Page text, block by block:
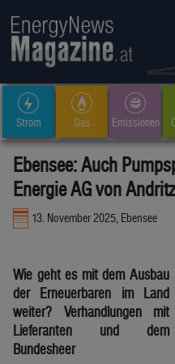
Strom Gas Emissionen
Ebensee: Auch
Energie AG von Andritz
13. November 2025, Ebensee
Wie geht es mit dem Ausbau
der Erneuerbaren im Land
weiter? Verhandlungen mit
Lieferanten und dem
Bundesheer